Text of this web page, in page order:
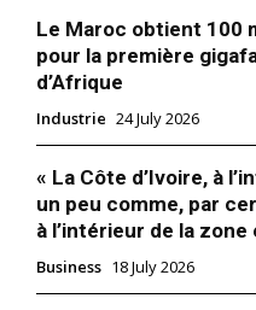
Le Maroc obtient 100
pour la première
d’Afrique
Industrie 24 July 2026
« La Côte d’Ivoire, à
un peu comme, par
à l’intérieur de la zone
Business 18 July 2026